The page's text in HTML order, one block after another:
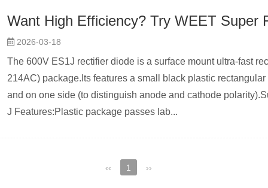
2026-03-18
The 600V ES1J rectifier diode is a surface mount ultra-fast
214AC) package.Its features a small black plastic
and on one side (to distinguish anode and cathode
J Features:Plastic package passes lab...
‹‹ 1 ››